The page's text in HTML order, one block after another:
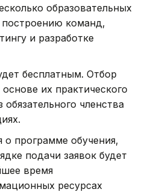
образовательных
команд,
и разработке
бесплатным. Отбор
их практического
членства
программе обучения,
подачи заявок будет
время
ресурсах